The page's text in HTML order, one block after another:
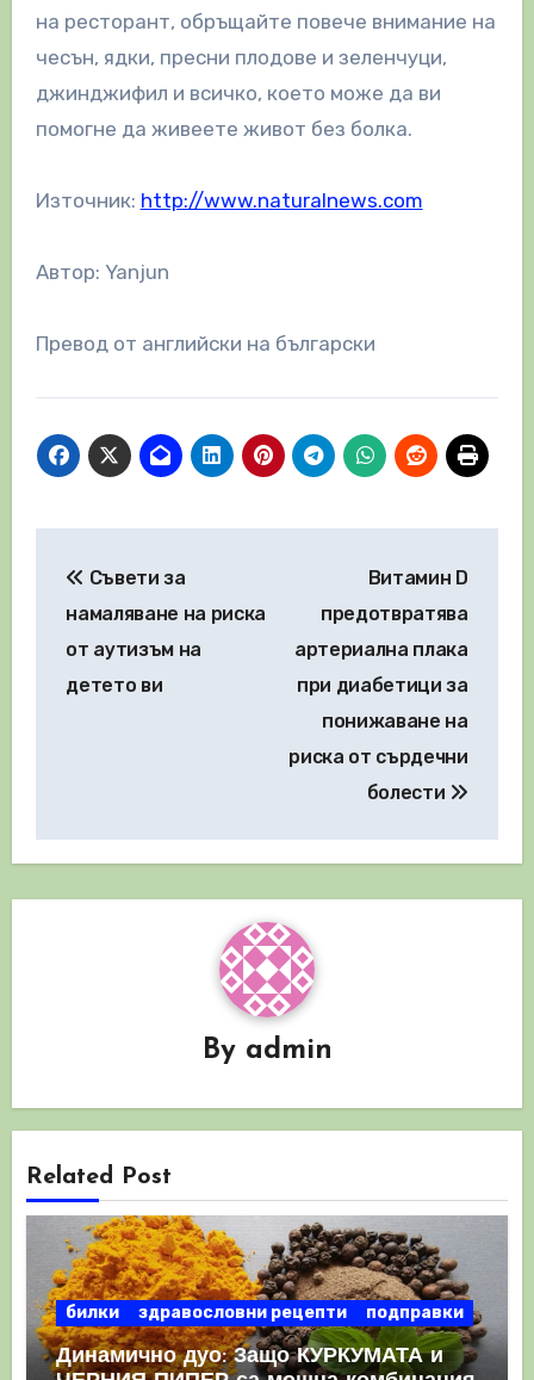
на ресторант, обръщайте повече внимание на
чесън, ядки, пресни плодове и зеленчуци,
джинджифил и всичко, което може да ви
помогне да живеете живот без болка.
Източник: http://www.naturalnews.com
Автор: Yanjun
Превод от английски на български
Съвети за
намаляване на риска
от аутизъм на
детето ви
Витамин D
предотвратява
артериална плака
при диабетици за
понижаване на
риска от сърдечни
болести
By admin
Related Post
билки здравословни рецепти подправки
Динамично дуо: Защо КУРКУМАТА и